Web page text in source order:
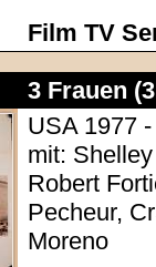
Film TV
3 Frauen
USA 1977
mit:
Robert
Pecheur,
Moreno